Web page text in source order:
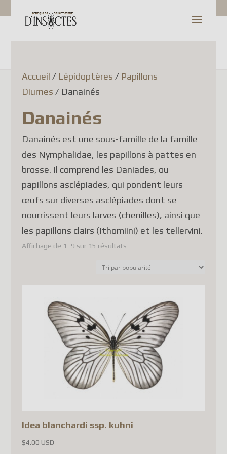
Accueil / Lépidoptères / Papillons
Diurnes / Danainés
Danainés
Danainés est une sous-famille de la famille
des Nymphalidae, les papillons à pattes en
brosse. Il comprend les Daniades, ou
papillons asclépiades, qui pondent leurs
œufs sur diverses asclépiades dont se
nourrissent leurs larves (chenilles), ainsi que
les papillons clairs (Ithomiini) et les tellervini.
Affichage de 1–9 sur 15 résultats
Idea blanchardi ssp. kuhni
$4.00 USD
Shop Update
Dear Customer,
Post has temporarily
suspended the acceptance of
parcels to France (as well as
several other European Union
countries). This decision is
related to new European
specific to France.